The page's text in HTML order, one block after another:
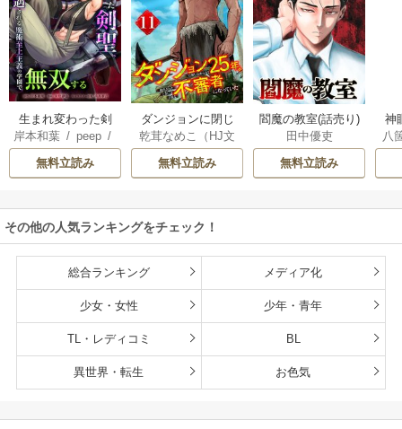
生まれ変わった剣
聖、剣士が冷遇さ
れる魔術至上主義
の学園で無双する
岸本和葉/ peep/
染野静也/
/taskey STUDI
無料立読み
ダンジョンに閉じ
込められて25年。
救出されたときに
は立派な不審者に
版】
乾茸なめこ（HJ文
庫／ホビージャパ
ン刊）/御手洗太
無料立読み
閻魔の教室(話売り)
田中優吏
無料立読み
神
八
その他の人気ランキングをチェック！
総合ランキング メディア化
少女・女性 少年・青年
TL・レディコミ BL
異世界・転生 お色気